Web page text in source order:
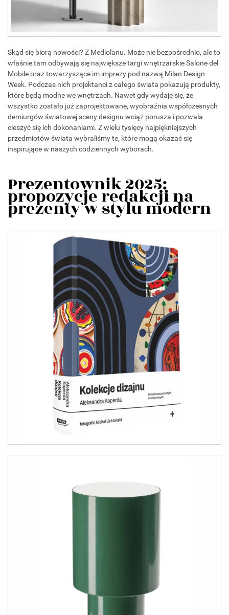
Skąd się biorą nowości? Z Mediolanu. Może nie bezpośrednio, ale to
właśnie tam odbywają się największe targi wnętrzarskie Salone del
Mobile oraz towarzyszące im imprezy pod nazwą Milan Design
Week. Podczas nich projektanci z całego świata pokazują produkty,
które będą modne we wnętrzach. Nawet gdy wydaje się, że
wszystko zostało już zaprojektowane, wyobraźnia współczesnych
demiurgów światowej sceny designu wciąż porusza i pozwala
cieszyć się ich dokonaniami. Z wielu tysięcy najpiękniejszych
przedmiotów świata wybraliśmy te, które mogą okazać się
inspirujące w naszych codziennych wyborach.
Prezentownik 2025:
propozycje redakcji na
prezenty w stylu modern